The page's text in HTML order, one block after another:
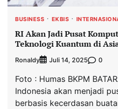
BUSINESS EKBIS
RI Akan Jadi Pusat
Teknologi Kuantum di
Ronaldy Juli 14, 2025 0
Foto : Humas BKPM
Indonesia akan menjadi
berbasis kecerdasan